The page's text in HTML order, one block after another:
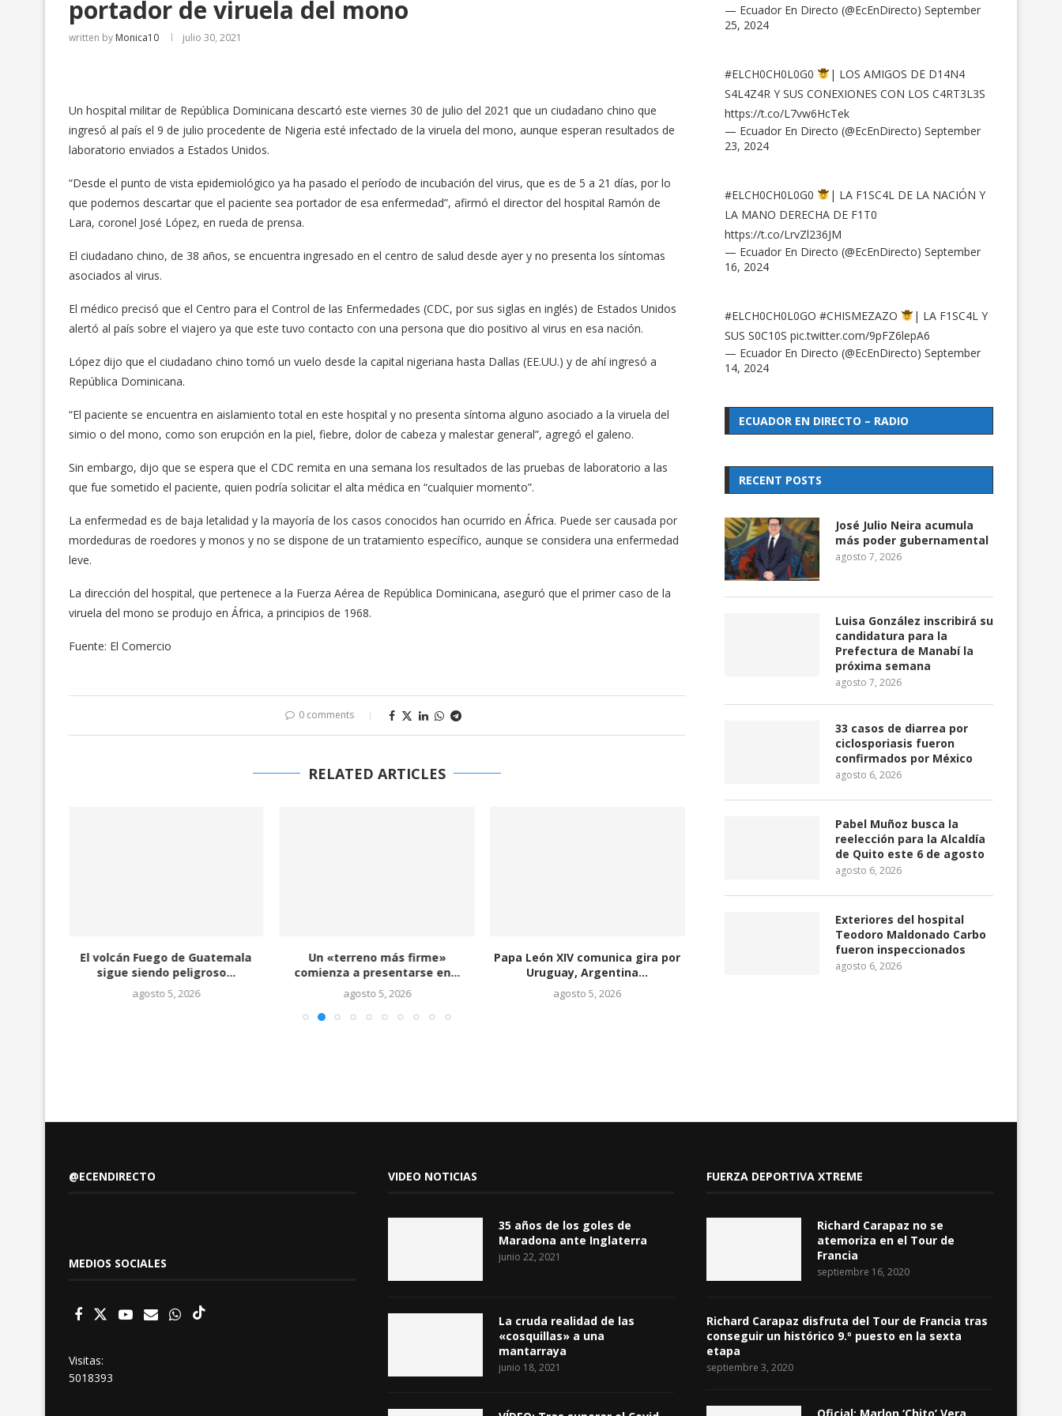
portador de viruela del mono
written by Monica10 julio 30, 2021
Un hospital militar de República Dominicana descartó este viernes 30 de julio del 2021 que un ciudadano chino que
ingresó al país el 9 de julio procedente de Nigeria esté infectado de la viruela del mono, aunque esperan resultados de
laboratorio enviados a Estados Unidos.
“Desde el punto de vista epidemiológico ya ha pasado el período de incubación del virus, que es de 5 a 21 días, por lo
que podemos descartar que el paciente sea portador de esa enfermedad”, afirmó el director del hospital Ramón de
Lara, coronel José López, en rueda de prensa.
El ciudadano chino, de 38 años, se encuentra ingresado en el centro de salud desde ayer y no presenta los síntomas
asociados al virus.
El médico precisó que el Centro para el Control de las Enfermedades (CDC, por sus siglas en inglés) de Estados Unidos
alertó al país sobre el viajero ya que este tuvo contacto con una persona que dio positivo al virus en esa nación.
López dijo que el ciudadano chino tomó un vuelo desde la capital nigeriana hasta Dallas (EE.UU.) y de ahí ingresó a
República Dominicana.
“El paciente se encuentra en aislamiento total en este hospital y no presenta síntoma alguno asociado a la viruela del
simio o del mono, como son erupción en la piel, fiebre, dolor de cabeza y malestar general”, agregó el galeno.
Sin embargo, dijo que se espera que el CDC remita en una semana los resultados de las pruebas de laboratorio a las
que fue sometido el paciente, quien podría solicitar el alta médica en “cualquier momento”.
La enfermedad es de baja letalidad y la mayoría de los casos conocidos han ocurrido en África. Puede ser causada por
mordeduras de roedores y monos y no se dispone de un tratamiento específico, aunque se considera una enfermedad
leve.
La dirección del hospital, que pertenece a la Fuerza Aérea de República Dominicana, aseguró que el primer caso de la
viruela del mono se produjo en África, a principios de 1968.
Fuente: El Comercio
0 comments
RELATED ARTICLES
El volcán Fuego de Guatemala
sigue siendo peligroso...
agosto 5, 2026
Un «terreno más firme»
comienza a presentarse en...
agosto 5, 2026
Papa León XIV comunica gira por
Uruguay, Argentina...
agosto 5, 2026
Javier Milei califica de «histórica»
la próxima visita...
Guatemala activa alerta
— Ecuador En Directo (@EcEnDirecto) September
25, 2024
#ELCH0CH0L0G0
| LOS AMIGOS DE D14N4
S4L4Z4R Y SUS CONEXIONES CON LOS C4RT3L3S
https://t.co/L7vw6HcTek
— Ecuador En Directo (@EcEnDirecto) September
23, 2024
#ELCH0CH0L0G0
| LA F1SC4L DE LA NACIÓN Y
LA MANO DERECHA DE F1T0
https://t.co/LrvZl236JM
— Ecuador En Directo (@EcEnDirecto) September
16, 2024
#ELCH0CH0L0GO #CHISMEZAZO
| LA F1SC4L Y
SUS S0C10S pic.twitter.com/9pFZ6lepA6
— Ecuador En Directo (@EcEnDirecto) September
14, 2024
ECUADOR EN DIRECTO – RADIO
RECENT POSTS
José Julio Neira acumula
más poder gubernamental
agosto 7, 2026
Luisa González inscribirá su
candidatura para la
Prefectura de Manabí la
próxima semana
agosto 7, 2026
33 casos de diarrea por
ciclosporiasis fueron
confirmados por México
agosto 6, 2026
Pabel Muñoz busca la
reelección para la Alcaldía
de Quito este 6 de agosto
agosto 6, 2026
Exteriores del hospital
Teodoro Maldonado Carbo
fueron inspeccionados
agosto 6, 2026
@ECENDIRECTO
MEDIOS SOCIALES
Visitas:
5018393
VIDEO NOTICIAS
35 años de los goles de
Maradona ante Inglaterra
junio 22, 2021
La cruda realidad de las
«cosquillas» a una
mantarraya
junio 18, 2021
FUERZA DEPORTIVA XTREME
Richard Carapaz no se
atemoriza en el Tour de
Francia
septiembre 16, 2020
Richard Carapaz disfruta del Tour de Francia tras
conseguir un histórico 9.º puesto en la sexta
etapa
septiembre 3, 2020